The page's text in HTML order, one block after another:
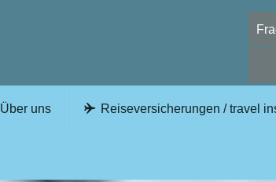
Über uns Reiseversicherungen / travel